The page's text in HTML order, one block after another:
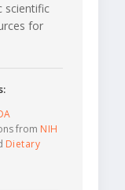
scientific
for
from NIH
Dietary